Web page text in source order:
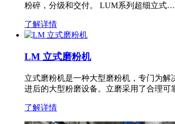
粉碎，分级和交付。 LUM系列超细立式…
了解详情
LM 立式磨粉机
立式磨粉机是一种大型磨粉机，专门为
进后的大型粉磨设备。立磨采用了合理
了解详情